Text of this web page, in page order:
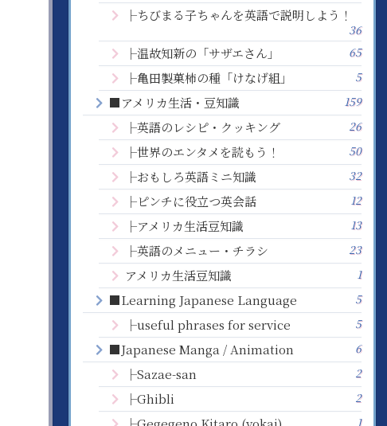
├ちびまる子ちゃんを英語で説明しよう！
36
├温故知新の「サザエさん」 65
├亀田製菓柿の種「けなげ組」 5
■アメリカ生活・豆知識 159
├英語のレシピ・クッキング 26
├世界のエンタメを読もう！ 50
├おもしろ英語ミニ知識 32
├ピンチに役立つ英会話 12
├アメリカ生活豆知識 13
├英語のメニュー・チラシ 23
アメリカ生活豆知識 1
■Learning Japanese Language 5
├useful phrases for service 5
■Japanese Manga / Animation 6
├Sazae-san 2
├Ghibli 2
1